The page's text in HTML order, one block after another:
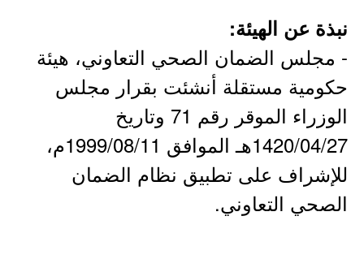
نبذة عن الهيئة:
- مجلس الضمان الصحي التعاوني، هيئة
حكومية مستقلة أنشئت بقرار مجلس
الوزراء الموقر رقم 71 وتاريخ
1420/04/27هـ الموافق 1999/08/11م،
للإشراف على تطبيق نظام الضمان
الصحي التعاوني.